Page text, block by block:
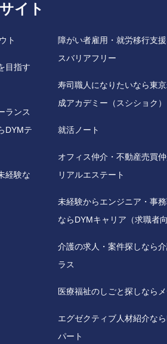
イト
ト
目指す
ランス
DYMテ
経験な
障がい者雇用・就労移行支
スバリアフリー
寿司職人になりたいなら東
成アカデミー（スシショク）
就活ノート
オフィス仲介・不動産売買
リアルエステート
未経験からエンジニア・事
ならDYMキャリア（求職者向
介護の求人・案件探しなら
ラス
医療福祉のしごと探しなら
エグゼクティブ人材紹介な
パート